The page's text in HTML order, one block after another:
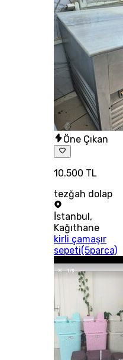
Öne Çıkan
10.500 TL
tezğah dolap
İstanbul ,
Kağıthane
kirli çamaşır
sepeti(5parca)